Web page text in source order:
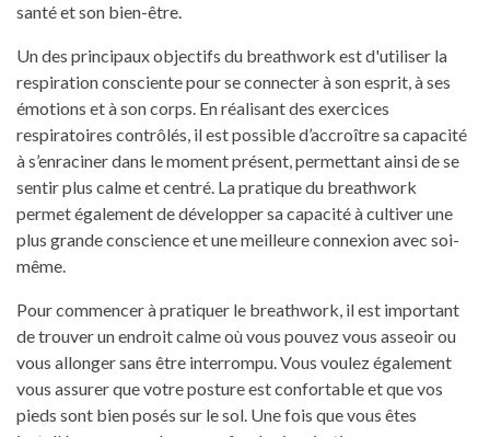
santé et son bien-être.
Un des principaux objectifs du breathwork est d'utiliser la
respiration consciente pour se connecter à son esprit, à ses
émotions et à son corps. En réalisant des exercices
respiratoires contrôlés, il est possible d’accroître sa capacité
à s’enraciner dans le moment présent, permettant ainsi de se
sentir plus calme et centré. La pratique du breathwork
permet également de développer sa capacité à cultiver une
plus grande conscience et une meilleure connexion avec soi-
même.
Pour commencer à pratiquer le breathwork, il est important
de trouver un endroit calme où vous pouvez vous asseoir ou
vous allonger sans être interrompu. Vous voulez également
vous assurer que votre posture est confortable et que vos
pieds sont bien posés sur le sol. Une fois que vous êtes